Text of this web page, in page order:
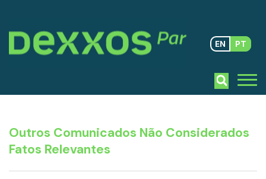
EN PT
Outros Comunicados Não Considerados
Fatos Relevantes